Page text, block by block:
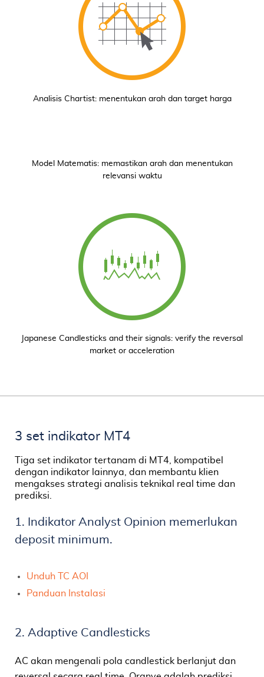
Analisis Chartist: menentukan arah dan target harga
Model Matematis: memastikan arah dan menentukan
relevansi waktu
Japanese Candlesticks and their signals: verify the reversal
market or acceleration
3 set indikator MT4
Tiga set indikator tertanam di MT4, kompatibel
dengan indikator lainnya, dan membantu klien
mengakses strategi analisis teknikal real time dan
prediksi.
1. Indikator Analyst Opinion memerlukan
deposit minimum.
Unduh TC AOI
Panduan Instalasi
2. Adaptive Candlesticks
AC akan mengenali pola candlestick berlanjut dan